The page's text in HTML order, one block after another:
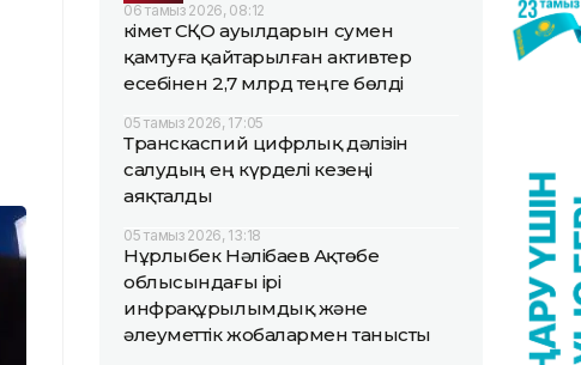
06 тамыз 2026, 08:12
Үкімет СҚО ауылдарын сумен
қамтуға қайтарылған активтер
есебінен 2,7 млрд теңге бөлді
05 тамыз 2026, 17:05
Транскаспий цифрлық дәлізін
салудың ең күрделі кезеңі
аяқталды
05 тамыз 2026, 13:18
Нұрлыбек Нәлібаев Ақтөбе
облысындағы ірі
инфрақұрылымдық және
әлеуметтік жобалармен танысты